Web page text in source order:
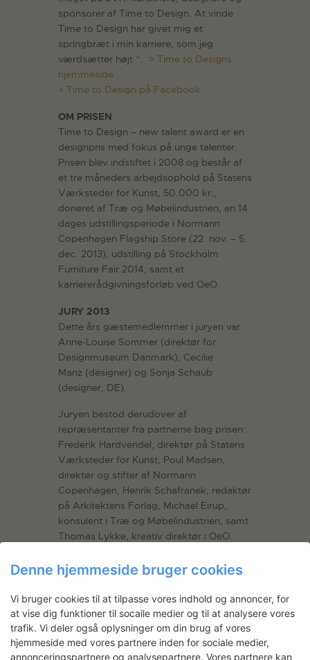
sponsorer af Time to Design. At vinde
Time to Design har givet mig et
springbræt i min karriere, som jeg
værdsætter højt “. > Time to Designs
hjemmeside
> Time to Design på Facebook
OM PRISEN
Time to Design – new talent award er en
designpris med fokus på unge talenter.
Prisen blev indstiftet i 2008 og består af
et tre måneders arbejdsophold på Statens
Værksteder for Kunst, 50.000 kr.,
doneret af Træ og Møbelindustrien, en 14
dages udstillingsperiode i Normann
Copenhagen Flagship Store (22. nov. – 5.
dec. 2013), udstilling på Stockholm
Furniture Fair 2014, samt et
karriererådgivningsforløb ved OeO.
JURY 2013
Dette års gæstemedlemmer i juryen var
Anne-Louise Sommer (direktør for
Designmuseum Danmark), Cecilie
Manz (designer) og Sonja Schaub
(designer, DE).
Juryen bestod derudover af
repræsentanter fra partnerne bag prisen:
Frederik Hardvendel, direktør på Statens
Værksteder for Kunst, Poul Madsen,
direktør og stifter af Normann
Copenhagen, Henrik Schafranek, redaktør
på Arkitektens Forlag, Michael Eirup,
konsulent i Træ og Møbelindustrien, samt
Thomas Lykke, kreativ direktør i OeO.
YDERLIGERE INFORMATION
Kontakt direktør Frederik Hardvendel eller
kommunikationsmed¬arbejder Kirstine
Autzen på Statens Værksteder for Kunst.
Telefon: 32 96 05 10. Email:
timetodesign@svfk.dk
Denne hjemmeside bruger cookies
Vi bruger cookies til at tilpasse vores indhold og annoncer, for
at vise dig funktioner til socaile medier og til at analysere vores
trafik. Vi deler også oplysninger om din brug af vores
hjemmeside med vores partnere inden for sociale medier,
annonceringspartnere og analysepartnere. Vores partnere kan